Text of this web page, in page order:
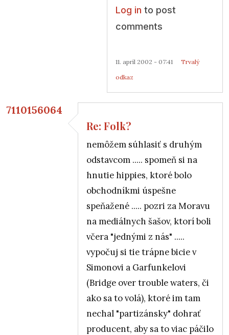
Log in to post
comments
11. apríl 2002 - 07:41
Trvalý
odkaz
7110156064
Re: Folk?byAnonymný (bez overenia)
Re: Folk?
nemôžem súhlasiť s druhým
odstavcom ..... spomeň si na
hnutie hippies, ktoré bolo
obchodníkmi úspešne
speňažené ..... pozri za Moravu
na mediálnych šašov, ktorí boli
včera "jednými z nás" .....
vypočuj si tie trápne bicie v
Simonovi a Garfunkelovi
(Bridge over trouble waters, či
ako sa to volá), ktoré im tam
nechal "partizánsky" dohrať
producent, aby sa to viac páčilo